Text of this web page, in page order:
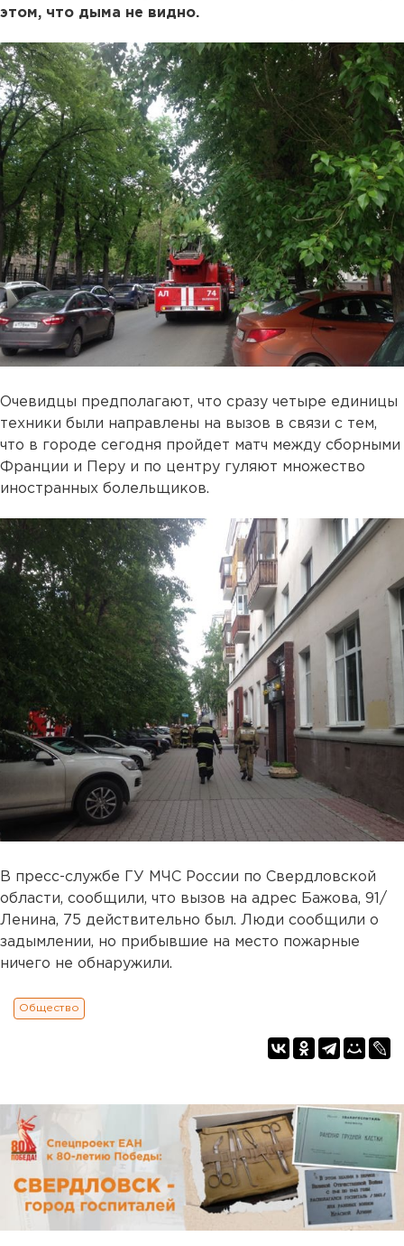
этом, что дыма не видно.
Очевидцы предполагают, что сразу четыре единицы
техники были направлены на вызов в связи с тем,
что в городе сегодня пройдет матч между сборными
Франции и Перу и по центру гуляют множество
иностранных болельщиков.
В пресс-службе ГУ МЧС России по Свердловской
области, сообщили, что вызов на адрес Бажова, 91/
Ленина, 75 действительно был. Люди сообщили о
задымлении, но прибывшие на место пожарные
ничего не обнаружили.
Общество